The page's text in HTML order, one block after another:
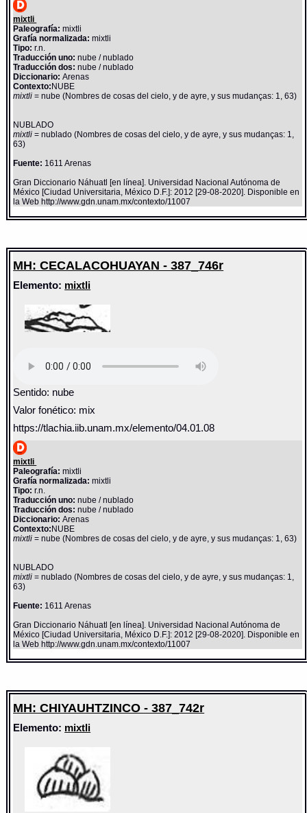
mixtli
Paleografía: mixtli
Grafía normalizada: mixtli
Tipo: r.n.
Traducción uno: nube / nublado
Traducción dos: nube / nublado
Diccionario:Arenas
Contexto:NUBE
mixtli= nube (Nombres de cosas del cielo, y de ayre, y sus mudanças: 1, 63)
NUBLADO
mixtli= nublado (Nombres de cosas del cielo, y de ayre, y sus mudanças: 1,
63)
Fuente: 1611 Arenas
Gran Diccionario Náhuatl [en línea]. Universidad Nacional Autónoma de
México [Ciudad Universitaria, México D.F.]: 2012 [29-08-2020]. Disponible en
la Web http://www.gdn.unam.mx/contexto/11007
MH: CECALACOHUAYAN - 387_746r
Elemento: mixtli
Sentido: nube
Valor fonético: mix
https://tlachia.iib.unam.mx/elemento/04.01.08
mixtli
Paleografía: mixtli
Grafía normalizada: mixtli
Tipo: r.n.
Traducción uno: nube / nublado
Traducción dos: nube / nublado
Diccionario:Arenas
Contexto: NUBE
mixtli= nube (Nombres de cosas del cielo, y de ayre, y sus mudanças: 1, 63)
NUBLADO
mixtli= nublado (Nombres de cosas del cielo, y de ayre, y sus mudanças: 1,
63)
Fuente: 1611 Arenas
Gran Diccionario Náhuatl [en línea]. Universidad Nacional Autónoma de
México [Ciudad Universitaria, México D.F.]: 2012 [29-08-2020]. Disponible en
la Web http://www.gdn.unam.mx/contexto/11007
MH: CHIYAUHTZINCO - 387_742r
Elemento: mixtli